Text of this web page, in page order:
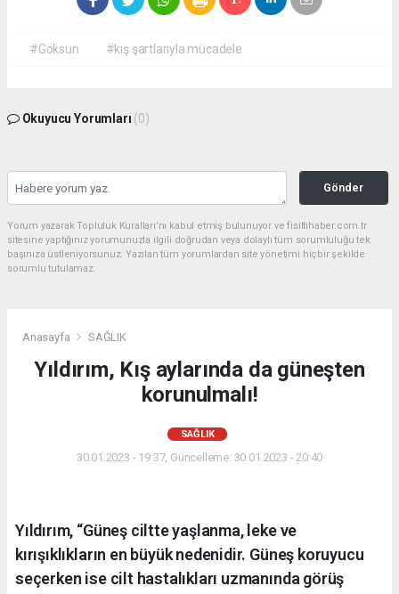
#Göksun #kış şartlarıyla mücadele
Okuyucu Yorumları (0)
Gönder
Yorum yazarak Topluluk Kuralları’nı kabul etmiş bulunuyor ve fisiltihaber.com.tr
sitesine yaptığınız yorumunuzla ilgili doğrudan veya dolaylı tüm sorumluluğu tek
başınıza üstleniyorsunuz. Yazılan tüm yorumlardan site yönetimi hiçbir şekilde
sorumlu tutulamaz.
Anasayfa SAĞLIK
Yıldırım, Kış aylarında da güneşten
korunulmalı!
SAĞLIK
30.01.2023 - 19:37, Güncelleme: 30.01.2023 - 20:40
Yıldırım, “Güneş ciltte yaşlanma, leke ve
kırışıklıkların en büyük nedenidir. Güneş koruyucu
seçerken ise cilt hastalıkları uzmanında görüş